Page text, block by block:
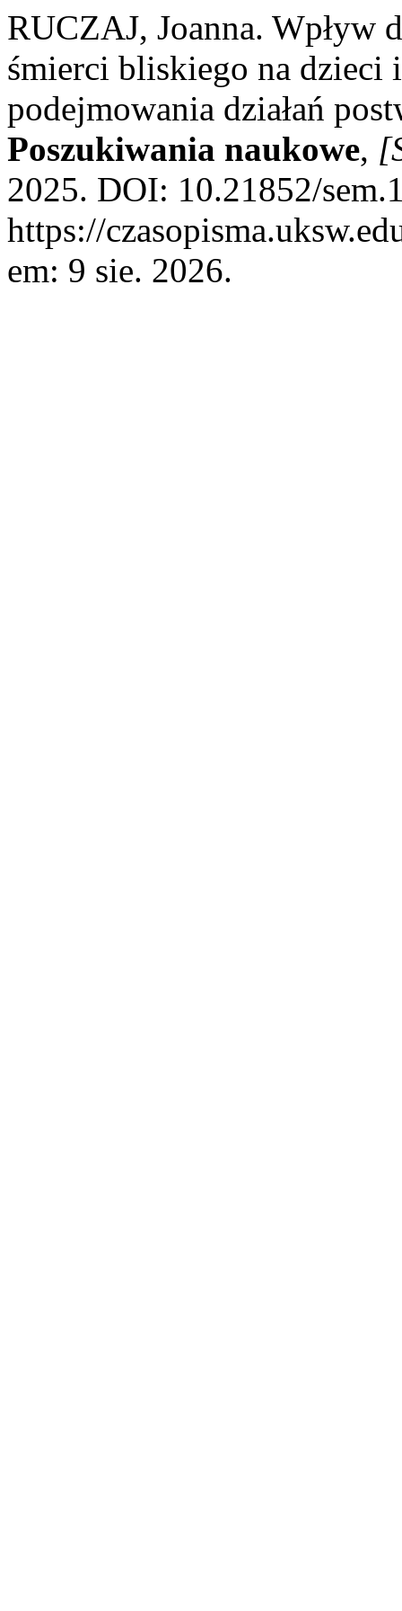
RUCZAJ, Joanna. Wpływ
śmierci bliskiego na dzieci
podejmowania działań
Poszukiwania naukowe,
2025. DOI: 10.21852/
https://
em: 9 sie. 2026.